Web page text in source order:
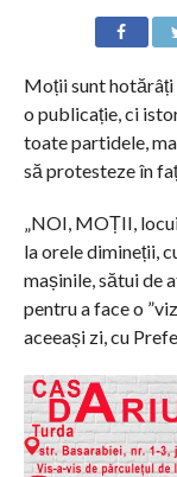
Moții sunt hotărâți
o publicație, ci
toate partidele,
să protesteze în
„NOI, MOȚII,
la orele dimineții,
mașinile, sătui de
pentru a face o
aceeași zi, cu